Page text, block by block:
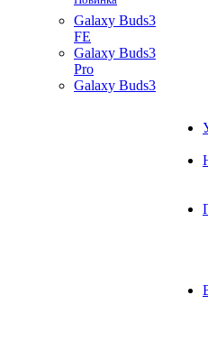
Galaxy Buds3
FE
Galaxy Buds3
Pro
Galaxy Buds3